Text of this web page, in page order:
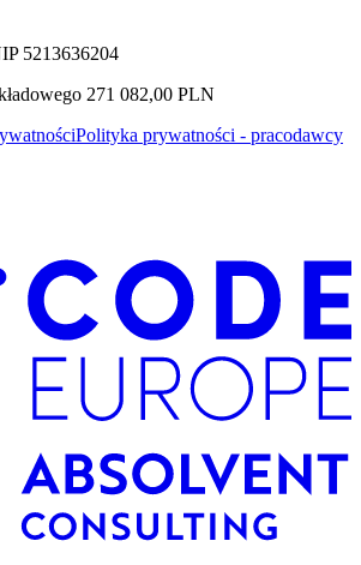
5213636204
271 082,00 PLN
Polityka prywatności - pracodawcy